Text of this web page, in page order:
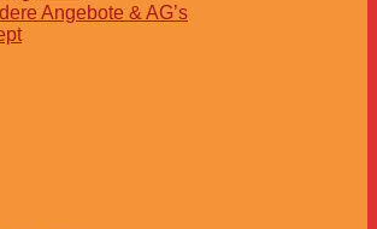
Angebote & AG’s